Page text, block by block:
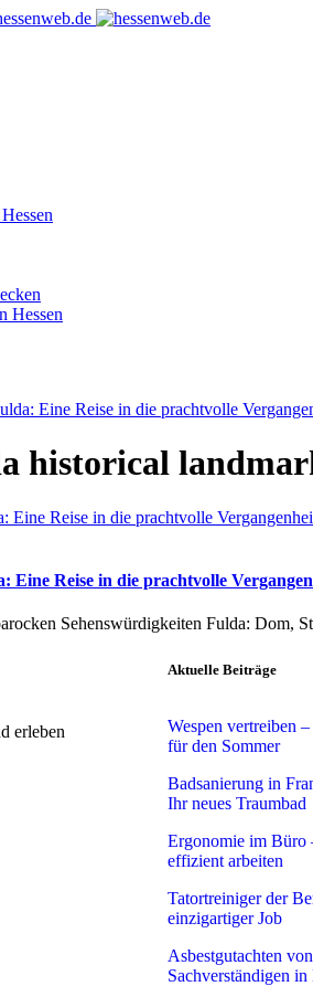
Hessen
Eine Reise in die prachtvolle
historical
Eine Reise in die prachtvolle
Sehenswürdigkeiten Fulda: Dom,
erleben
Aktuelle Beiträge
Wespen vertreiben
für den Sommer
Badsanierung in
Ihr neues Traumbad
Ergonomie im Büro
effizient arbeiten
Tatortreiniger der
einzigartiger Job
Asbestgutachten
Sachverständigen in